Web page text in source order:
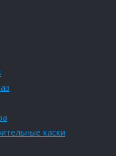
каски